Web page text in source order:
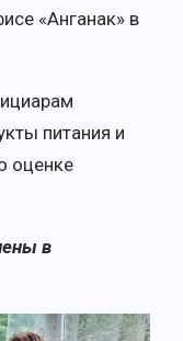
«Анганак» в
питания и
оценке
в